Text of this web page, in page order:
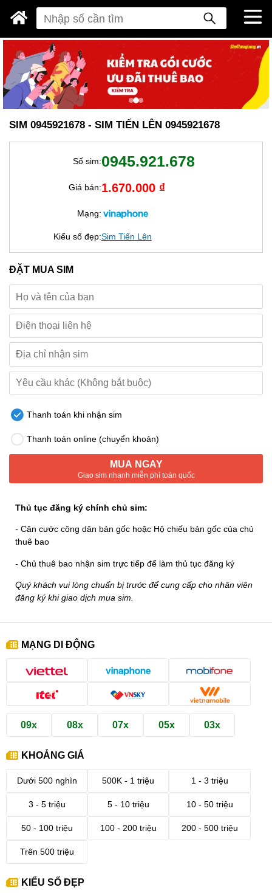
SIM 0945921678 - SIM TIẾN LÊN 0945921678
Số sim:0945.921.678
Giá bán:1.670.000 ₫
Mạng:
Kiểu số đẹp:Sim Tiến Lên
ĐẶT MUA SIM
Thanh toán khi nhận sim
Thanh toán online (chuyển khoản)
MUA NGAY
Giao sim nhanh miễn phí toàn quốc
Thủ tục đăng ký chính chủ sim:
- Căn cước công dân bản gốc hoặc Hộ chiếu bản gốc của chủ
thuê bao
- Chủ thuê bao nhận sim trực tiếp để làm thủ tục đăng ký
Quý khách vui lòng chuẩn bị trước để cung cấp cho nhân viên
đăng ký khi giao dịch mua sim.
MẠNG DI ĐỘNG
09x 08x 07x 05x 03x
KHOẢNG GIÁ
Dưới 500 nghìn 500K - 1 triệu 1 - 3 triệu
3 - 5 triệu 5 - 10 triệu 10 - 50 triệu
50 - 100 triệu 100 - 200 triệu 200 - 500 triệu
Trên 500 triệu
KIỂU SỐ ĐẸP